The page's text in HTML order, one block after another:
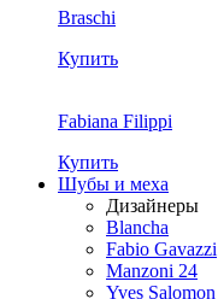
Braschi
Купить
Fabiana Filippi
Купить
Шубы и меха
Дизайнеры
Blancha
Fabio Gavazzi
Manzoni 24
Yves Salomon